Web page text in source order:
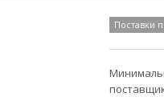
Поставки